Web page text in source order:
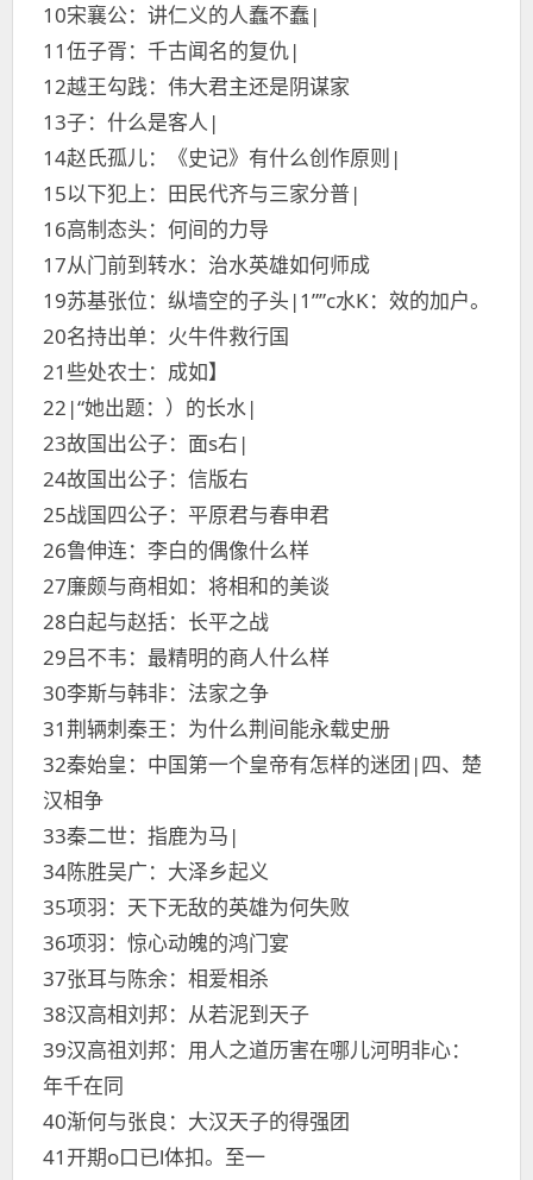
10宋襄公：讲仁义的人蠢不蠢|
11伍子胥：千古闻名的复仇|
12越王勾践：伟大君主还是阴谋家
13子：什么是客人|
14赵氏孤儿：《史记》有什么创作原则|
15以下犯上：田民代齐与三家分普|
16高制态头：何间的力导
17从门前到转水：治水英雄如何师成
19苏基张位：纵墙空的子头|1””c水K：效的加户。
20名持出单：火牛件救行国
21些处农士：成如】
22|“她出题：）的长水|
23故国出公子：面s右|
24故国出公子：信版右
25战国四公子：平原君与春申君
26鲁伸连：李白的偶像什么样
27廉颇与商相如：将相和的美谈
28白起与赵括：长平之战
29吕不韦：最精明的商人什么样
30李斯与韩非：法家之争
31荆辆刺秦王：为什么荆间能永载史册
32秦始皇：中国第一个皇帝有怎样的迷团|四、楚
汉相争
33秦二世：指鹿为马|
34陈胜吴广：大泽乡起义
35项羽：天下无敌的英雄为何失败
36项羽：惊心动魄的鸿门宴
37张耳与陈余：相爱相杀
38汉高相刘邦：从若泥到天子
39汉高祖刘邦：用人之道历害在哪儿河明非心：
年千在同
40渐何与张良：大汉天子的得强团
41开期o口已l体扣。至一